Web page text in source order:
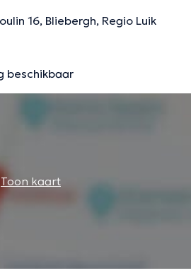
16, Bliebergh, Regio Luik
beschikbaar
Toon kaart